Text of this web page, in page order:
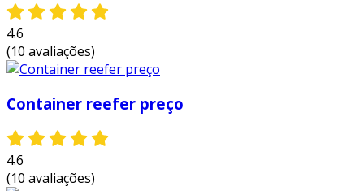
4.6
(10 avaliações)
Container reefer preço
4.6
(10 avaliações)